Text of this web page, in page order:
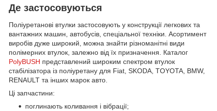
Де застосовуються
Поліуретанові втулки застосовують у конструкції легкових та
вантажних машин, автобусів, спеціальної техніки. Асортимент
виробів дуже широкий, можна знайти різноманітні види
полімерних втулок, залежно від їх призначення. Каталог
PolyBUSH представлений широким спектром втулок
стабілізатора із поліуретану для Fiat, SKODA, TOYOTA, BMW,
RENAULT та інших марок авто.
Ці запчастини:
поглинають коливання і вібрації;